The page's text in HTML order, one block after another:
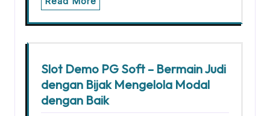
Slot Demo PG Soft – Bermain Judi
dengan Bijak Mengelola Modal
dengan Baik